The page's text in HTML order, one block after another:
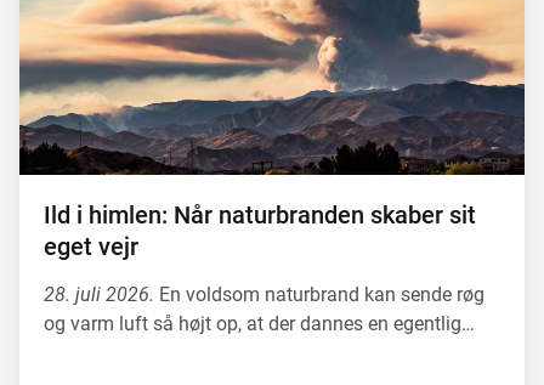
Ild i himlen: Når naturbranden skaber sit
eget vejr
28. juli 2026. En voldsom naturbrand kan sende røg
og varm luft så højt op, at der dannes en egentlig…